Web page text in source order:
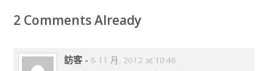
2 Comments Already
訪客 - 6 11 月, 2012 at 10:46